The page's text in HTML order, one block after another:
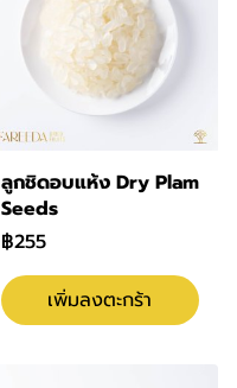
ลูกชิดอบแห้ง Dry Plam
Seeds
฿255
เพิ่มลงตะกร้า